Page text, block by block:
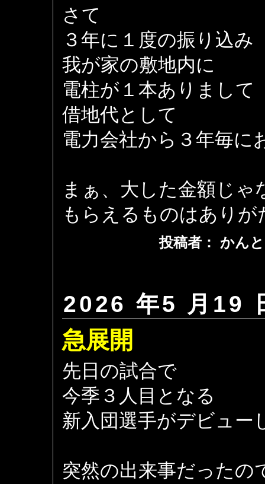
さて
３年に１度の振り込み
我が家の敷地内に
電柱が１本ありまして
借地代として
電力会社から３年毎に
まぁ、大した金額じゃ
もらえるものはありが
投稿者： かん
2026 年5 月19
急展開
先日の試合で
今季３人目となる
新入団選手がデビュー
突然の出来事だったの